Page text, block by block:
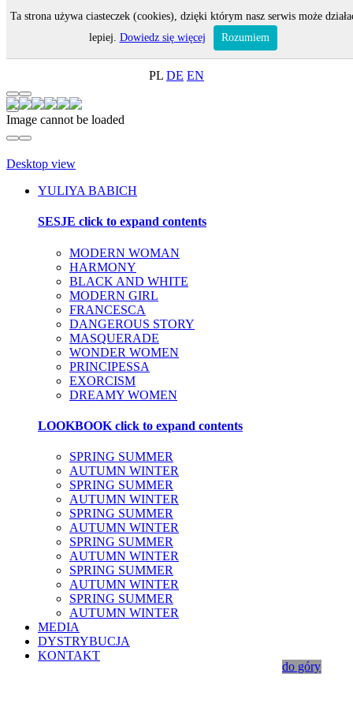
MENU
ON-LINE SHOP
PL DE EN
Image cannot be loaded
do góry
Desktop view
YULIYA BABICH
SESJE click to expand contents
MODERN WOMAN
HARMONY
BLACK AND WHITE
MODERN GIRL
FRANCESCA
DANGEROUS STORY
MASQUERADE
WONDER WOMEN
PRINCIPESSA
EXORCISM
DREAMY WOMEN
LOOKBOOK click to expand contents
SPRING SUMMER
AUTUMN WINTER
SPRING SUMMER
AUTUMN WINTER
SPRING SUMMER
AUTUMN WINTER
SPRING SUMMER
AUTUMN WINTER
SPRING SUMMER
AUTUMN WINTER
SPRING SUMMER
AUTUMN WINTER
MEDIA
DYSTRYBUCJA
KONTAKT
Ta strona używa ciasteczek (cookies), dzięki którym nasz serwis może
lepiej. Dowiedz się więcej Rozumiem